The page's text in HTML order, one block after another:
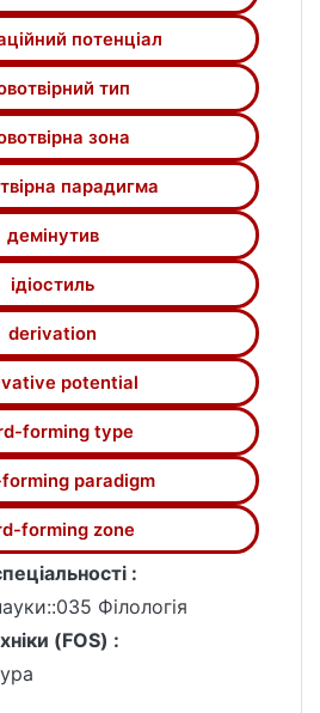
(acer, durus) та
(uvidus). Найчастіше у
ад’єктиви
потенціал
тип
зона
парадигма
демінутив
ідіостиль
derivation
potential
forming type
paradigm
forming zone
:
Філологія
(FOS) :